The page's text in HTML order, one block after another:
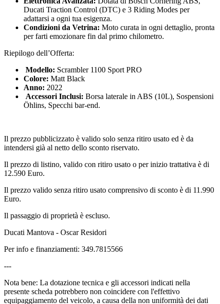
Ducati Traction Control (DTC) e 3 Riding Modes per
adattarsi a ogni tua esigenza. ️
Condizioni da Vetrina: Moto curata in ogni dettaglio, pronta
per farti emozionare fin dal primo chilometro.
Riepilogo dell’Offerta:
Modello: Scrambler 1100 Sport PRO
Colore: Matt Black
Anno: 2022
Accessori Inclusi: Borsa laterale in ABS (10L), Sospensioni
Öhlins, Specchi bar-end.
Il prezzo pubblicizzato è valido solo senza ritiro usato ed è da
intendersi già al netto dello sconto riservato.
Il prezzo di listino, valido con ritiro usato o per inizio trattativa è di
12.590 Euro.
Il prezzo valido senza ritiro usato comprensivo di sconto è di 11.990
Euro.
Il passaggio di proprietà è escluso.
Ducati Mantova - Oscar Residori
Per info e finanziamenti: 349.7815566
---
Nota bene: La dotazione tecnica e gli accessori indicati nella
presente scheda potrebbero non coincidere con l'effettivo
equipaggiamento del veicolo, a causa della non uniformità dei dati